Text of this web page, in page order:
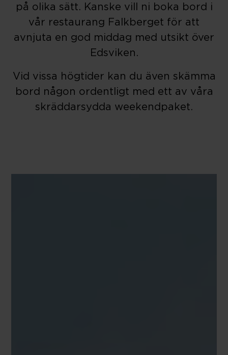
på olika sätt. Kanske vill ni boka bord i
vår restaurang Falkberget för att
avnjuta en god middag med utsikt över
Edsviken.
Vid vissa högtider kan du även skämma
bord någon ordentligt med ett av våra
skräddarsydda weekendpaket.